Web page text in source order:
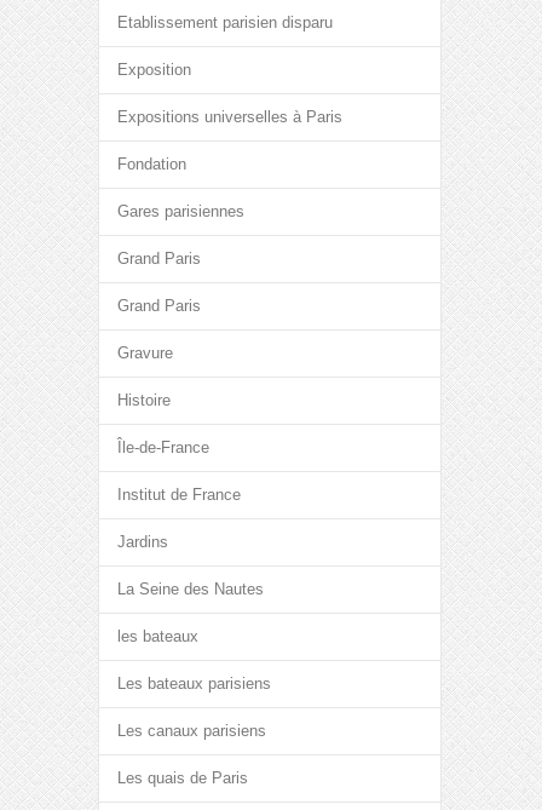
Etablissement parisien disparu
Exposition
Expositions universelles à Paris
Fondation
Gares parisiennes
Grand Paris
Grand Paris
Gravure
Histoire
Île-de-France
Institut de France
Jardins
La Seine des Nautes
les bateaux
Les bateaux parisiens
Les canaux parisiens
Les quais de Paris